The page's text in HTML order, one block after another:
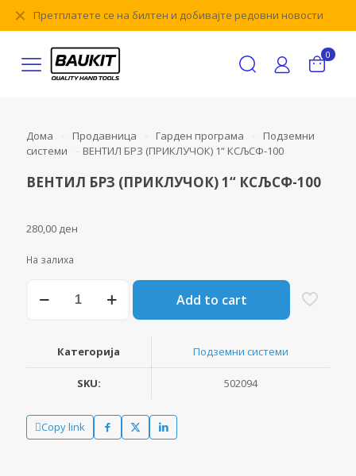
Претплатете се на билтен и добивајте редовни новости
✕
0
Дома - Продавница - Гарден програма -
Подземни
системи
- ВЕНТИЛ БРЗ (ПРИКЛУЧОК) 1“ КСЉСФ-100
ВЕНТИЛ БРЗ (ПРИКЛУЧОК) 1“ КСЉСФ-100
280,00 ден
На залиха
БРЗ
КСЉСФ-100
Add to cart
Категорија Подземни системи
SKU: 502094
Copy link